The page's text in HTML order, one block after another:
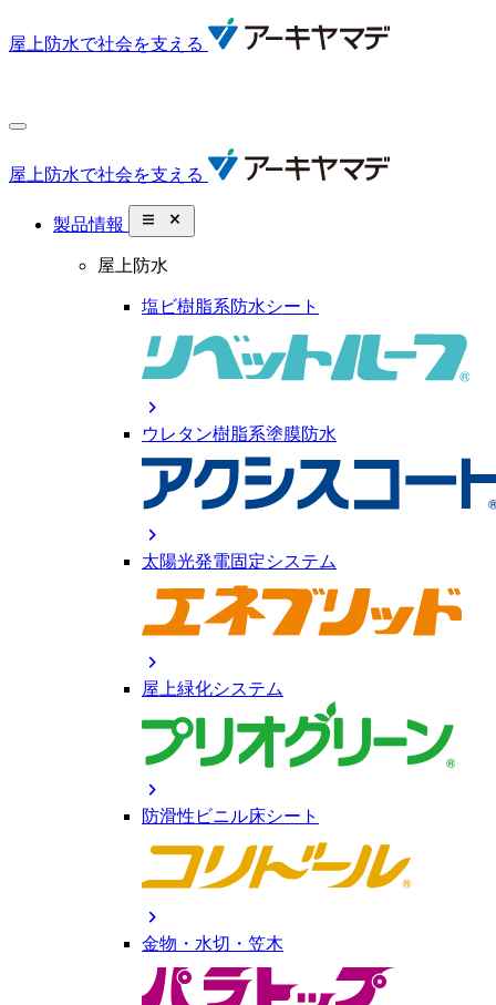
屋上防水で社会を支える
屋上防水で社会を支える
製品情報 close_small
屋上防水
塩ビ樹脂系防水シート
chevron_right
ウレタン樹脂系塗膜防水
chevron_right
太陽光発電固定システム
chevron_right
屋上緑化システム
chevron_right
防滑性ビニル床シート
chevron_right
金物・水切・笠木